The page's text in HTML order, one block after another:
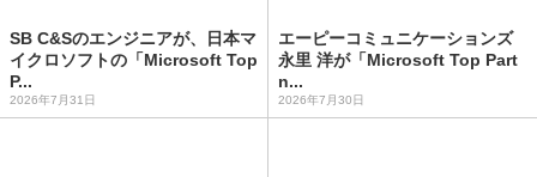
SB C&Sのエンジニアが、日本マ
イクロソフトの「Microsoft Top
P...
2026年7月31日
エーピーコミュニケーションズ
永里 洋が「Microsoft Top Part
n...
2026年7月30日